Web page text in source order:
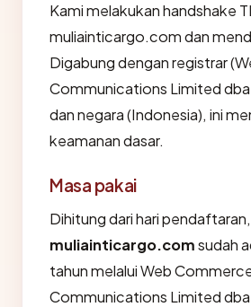
Kami melakukan handshake
muliainticargo.com dan
Digabung dengan registrar
Communications Limited
dan negara (Indonesia), ini
keamanan dasar.
Masa pakai
Dihitung dari hari pendaftaran,
muliainticargo.comsudah
tahun melalui Web
Communications Limited